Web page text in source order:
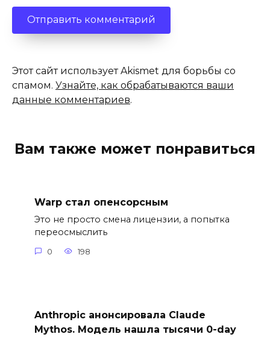
Этот сайт использует Akismet для борьбы со
спамом. Узнайте, как обрабатываются ваши
данные комментариев.
Вам также может понравиться
Warp стал опенсорсным
Это не просто смена лицензии, а попытка
переосмыслить
0 198
Anthropic анонсировала Claude
Mythos. Модель нашла тысячи 0-day